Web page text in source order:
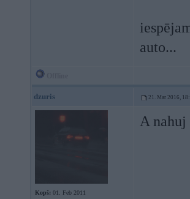
auto...
dzuris 21. Mar 2016,
Kopš: 01. Feb 2011
A nahuj